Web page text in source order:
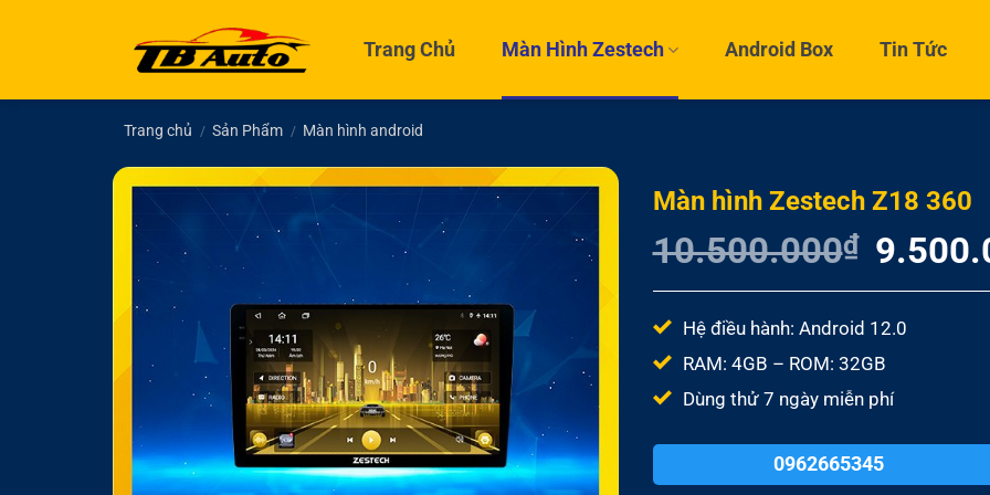
dung
Trang Chủ Màn Hình Zestech Android Box Tin Tức
Trang chủ / Sản Phẩm / Màn hình android
Màn hình Zestech Z18 360
10.500.000₫ Giá
gốc
là:
Hệ điều hành: Android 12.0
RAM: 4GB – ROM: 32GB
Dùng thử 7 ngày miễn phí
0962665345